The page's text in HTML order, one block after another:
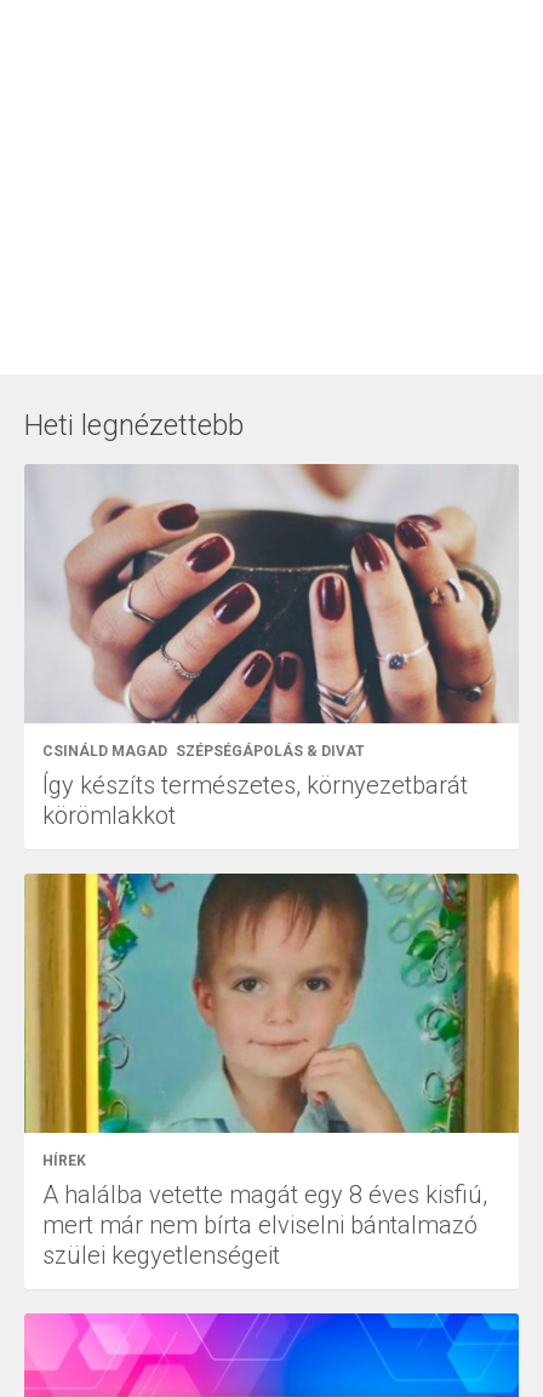
Heti legnézettebb
CSINÁLD MAGAD SZÉPSÉGÁPOLÁS & DIVAT
Így készíts természetes, környezetbarát
körömlakkot
HÍREK
A halálba vetette magát egy 8 éves kisfiú,
mert már nem bírta elviselni bántalmazó
szülei kegyetlenségeit